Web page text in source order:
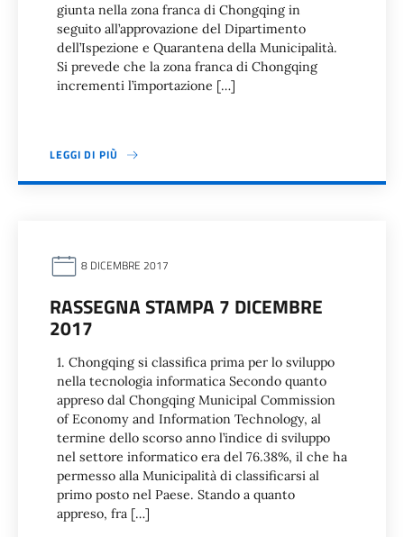
giunta nella zona franca di Chongqing in
seguito all’approvazione del Dipartimento
dell’Ispezione e Quarantena della Municipalità.
Si prevede che la zona franca di Chongqing
incrementi l’importazione […]
LEGGI DI PIÙ
8 DICEMBRE 2017
RASSEGNA STAMPA 7 DICEMBRE
2017
1. Chongqing si classifica prima per lo sviluppo
nella tecnologia informatica Secondo quanto
appreso dal Chongqing Municipal Commission
of Economy and Information Technology, al
termine dello scorso anno l’indice di sviluppo
nel settore informatico era del 76.38%, il che ha
permesso alla Municipalità di classificarsi al
primo posto nel Paese. Stando a quanto
appreso, fra […]